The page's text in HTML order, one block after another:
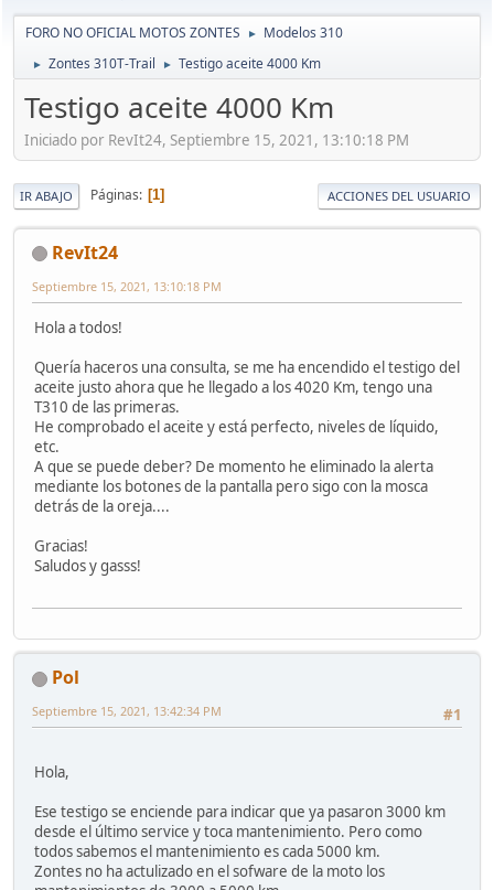
FORO NO OFICIAL MOTOS ZONTES ► Modelos 310
► Zontes 310T-Trail ► Testigo aceite 4000 Km
Testigo aceite 4000 Km
Iniciado por RevIt24, Septiembre 15, 2021, 13:10:18 PM
IR ABAJO Páginas 1 ACCIONES DEL USUARIO
RevIt24
Septiembre 15, 2021, 13:10:18 PM
Hola a todos!
Quería haceros una consulta, se me ha encendido el testigo del
aceite justo ahora que he llegado a los 4020 Km, tengo una
T310 de las primeras.
He comprobado el aceite y está perfecto, niveles de líquido,
etc.
A que se puede deber? De momento he eliminado la alerta
mediante los botones de la pantalla pero sigo con la mosca
detrás de la oreja....
Gracias!
Saludos y gasss!
Pol
#1
Septiembre 15, 2021, 13:42:34 PM
Hola,
Ese testigo se enciende para indicar que ya pasaron 3000 km
desde el último service y toca mantenimiento. Pero como
todos sabemos el mantenimiento es cada 5000 km.
Zontes no ha actulizado en el sofware de la moto los